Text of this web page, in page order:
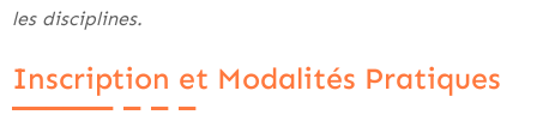
les disciplines.
Inscription et Modalités Pratiques